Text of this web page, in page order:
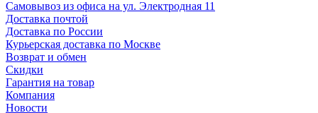
Самовывоз из офиса на ул. Электродная 11
Доставка почтой
Доставка по России
Курьерская доставка по Москве
Возврат и обмен
Скидки
Гарантия на товар
Компания
Новости